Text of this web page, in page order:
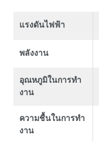
แรงดันไฟฟ้า
พลังงาน
อุณหภูมิในการทํา
งาน
ความชื้นในการทํา
งาน